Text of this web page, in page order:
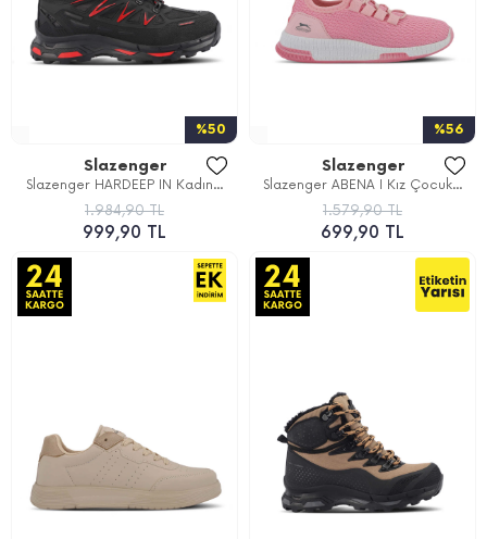
%50
Slazenger
Slazenger HARDEEP IN Kadın...
1.984,90 TL
999,90 TL
%56
Slazenger
Slazenger ABENA I Kız Çocuk...
1.579,90 TL
699,90 TL